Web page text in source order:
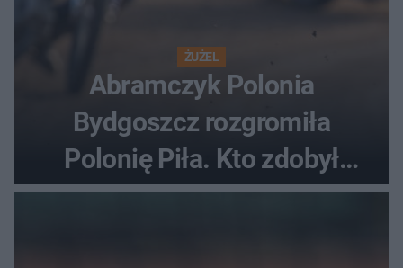
ŻUŻEL
Abramczyk Polonia
Bydgoszcz rozgromiła
Polonię Piła. Kto zdobył
najwięcej punktów?